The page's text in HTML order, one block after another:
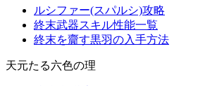
ルシファー(スパルシ)攻略
終末武器スキル性能一覧
終末を齎す黒羽の入手方法
天元たる六色の理